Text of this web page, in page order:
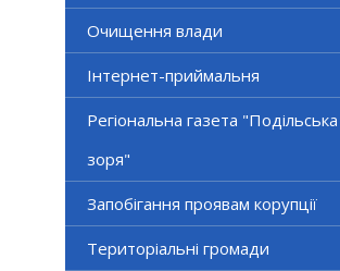
Очищення влади
Інтернет-приймальня
Регіональна газета "Подільська
зоря"
Запобігання проявам корупції
Територіальні громади